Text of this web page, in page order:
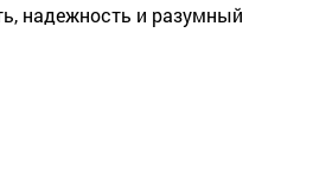
надежность и разумный